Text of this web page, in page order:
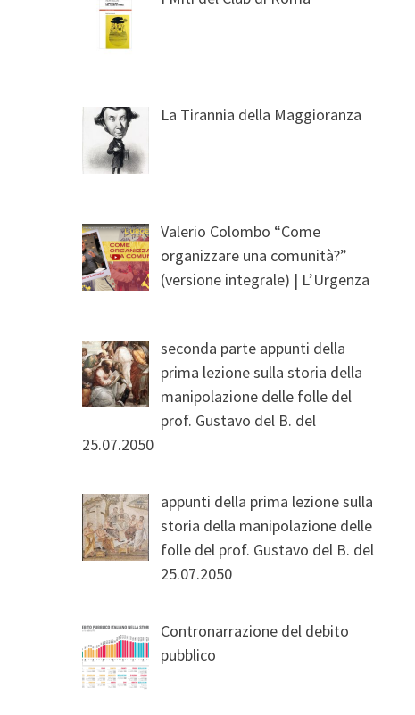
La Tirannia della Maggioranza
Valerio Colombo “Come
organizzare una comunità?”
(versione integrale) | L’Urgenza
seconda parte appunti della
prima lezione sulla storia della
manipolazione delle folle del
prof. Gustavo del B. del
25.07.2050
appunti della prima lezione sulla
storia della manipolazione delle
folle del prof. Gustavo del B. del
25.07.2050
Contronarrazione del debito
pubblico